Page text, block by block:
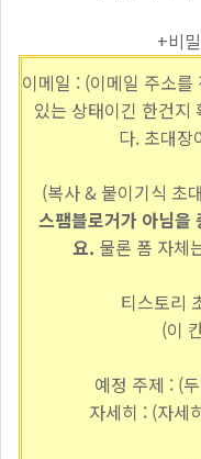
+비
이메일 : (이메일 주소
있는 상태이긴 한건지
다. 초대장
(복사 & 붙이기식 초
스팸블로거가 아님을
요. 물론 폼 자체
티스토리
(이
예정 주제 : (
자세히 : (자세